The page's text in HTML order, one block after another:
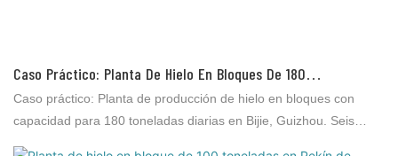
Caso Práctico: Planta De Hielo En Bloques De 180
Toneladas/día En Bijie, Guizhou: Un Sistema Paralelo De
6×30T Proporciona Una Cadena De Frío Duradera Para El
Transporte De Hortalizas En Zonas Montañosas.
Caso práctico: Planta de producción de hielo en bloques con
capacidad para 180 toneladas diarias en Bijie, Guizhou. Seis